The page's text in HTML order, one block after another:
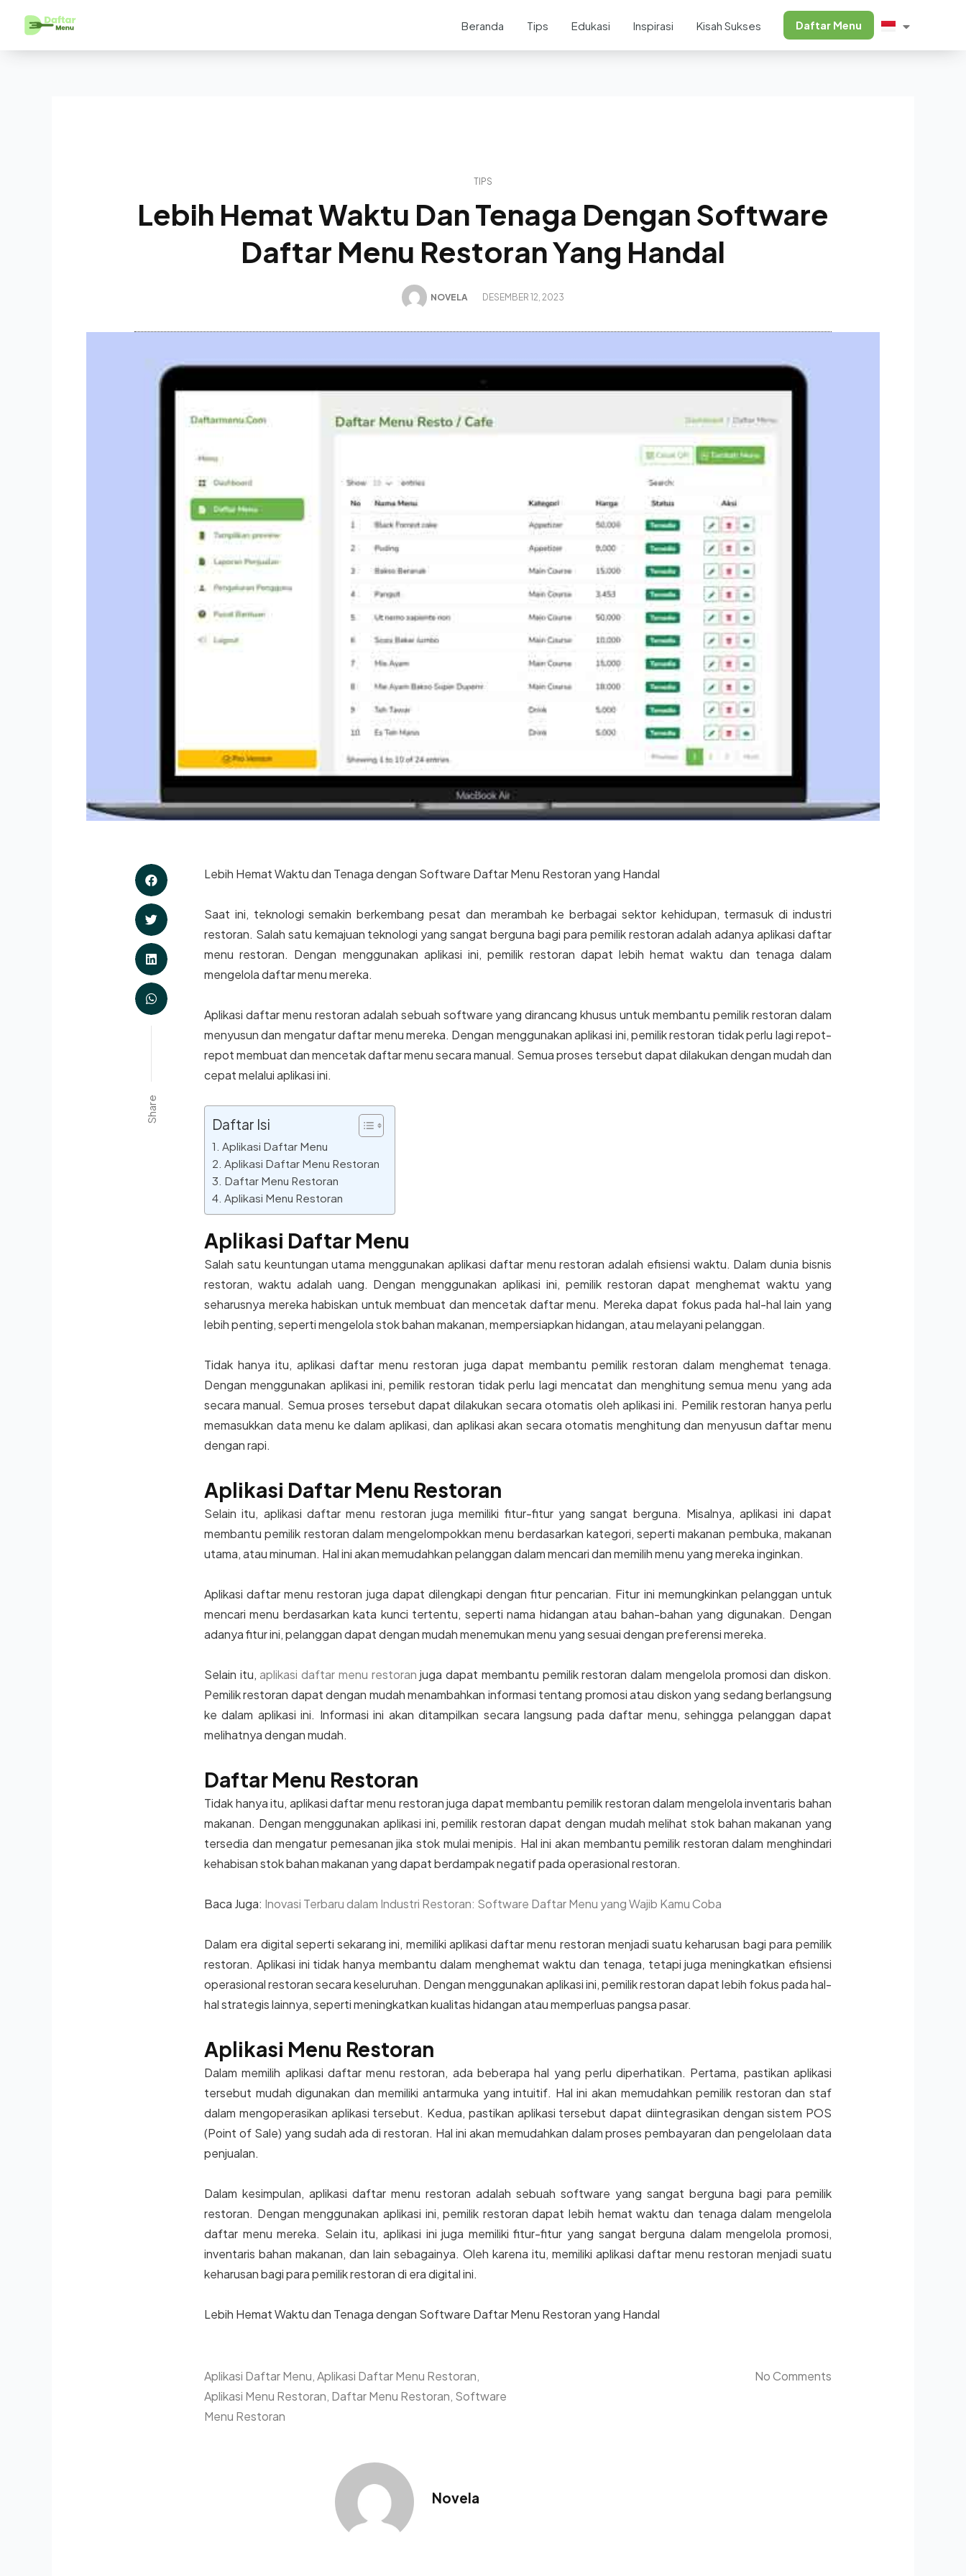
Beranda Tips Edukasi Inspirasi Kisah Sukses Daftar Menu
TIPS
Lebih Hemat Waktu Dan Tenaga Dengan Software
Daftar Menu Restoran Yang Handal
NOVELA DESEMBER 12, 2023
Share
Lebih Hemat Waktu dan Tenaga dengan Software Daftar Menu Restoran yang Handal
Saat ini, teknologi semakin berkembang pesat dan merambah ke berbagai sektor kehidupan, termasuk di industri
restoran. Salah satu kemajuan teknologi yang sangat berguna bagi para pemilik restoran adalah adanya aplikasi daftar
menu restoran. Dengan menggunakan aplikasi ini, pemilik restoran dapat lebih hemat waktu dan tenaga dalam
mengelola daftar menu mereka.
Aplikasi daftar menu restoran adalah sebuah software yang dirancang khusus untuk membantu pemilik restoran dalam
menyusun dan mengatur daftar menu mereka. Dengan menggunakan aplikasi ini, pemilik restoran tidak perlu lagi repot-
repot membuat dan mencetak daftar menu secara manual. Semua proses tersebut dapat dilakukan dengan mudah dan
cepat melalui aplikasi ini.
Daftar Isi
Aplikasi Daftar Menu
Aplikasi Daftar Menu Restoran
Daftar Menu Restoran
Aplikasi Menu Restoran
Aplikasi Daftar Menu
Salah satu keuntungan utama menggunakan aplikasi daftar menu restoran adalah efisiensi waktu. Dalam dunia bisnis
restoran, waktu adalah uang. Dengan menggunakan aplikasi ini, pemilik restoran dapat menghemat waktu yang
seharusnya mereka habiskan untuk membuat dan mencetak daftar menu. Mereka dapat fokus pada hal-hal lain yang
lebih penting, seperti mengelola stok bahan makanan, mempersiapkan hidangan, atau melayani pelanggan.
Tidak hanya itu, aplikasi daftar menu restoran juga dapat membantu pemilik restoran dalam menghemat tenaga.
Dengan menggunakan aplikasi ini, pemilik restoran tidak perlu lagi mencatat dan menghitung semua menu yang ada
secara manual. Semua proses tersebut dapat dilakukan secara otomatis oleh aplikasi ini. Pemilik restoran hanya perlu
memasukkan data menu ke dalam aplikasi, dan aplikasi akan secara otomatis menghitung dan menyusun daftar menu
dengan rapi.
Aplikasi Daftar Menu Restoran
Selain itu, aplikasi daftar menu restoran juga memiliki fitur-fitur yang sangat berguna. Misalnya, aplikasi ini dapat
membantu pemilik restoran dalam mengelompokkan menu berdasarkan kategori, seperti makanan pembuka, makanan
utama, atau minuman. Hal ini akan memudahkan pelanggan dalam mencari dan memilih menu yang mereka inginkan.
Aplikasi daftar menu restoran juga dapat dilengkapi dengan fitur pencarian. Fitur ini memungkinkan pelanggan untuk
mencari menu berdasarkan kata kunci tertentu, seperti nama hidangan atau bahan-bahan yang digunakan. Dengan
adanya fitur ini, pelanggan dapat dengan mudah menemukan menu yang sesuai dengan preferensi mereka.
Selain itu,aplikasi daftar menu restoran juga dapat membantu pemilik restoran dalam mengelola promosi dan diskon.
Pemilik restoran dapat dengan mudah menambahkan informasi tentang promosi atau diskon yang sedang berlangsung
ke dalam aplikasi ini. Informasi ini akan ditampilkan secara langsung pada daftar menu, sehingga pelanggan dapat
melihatnya dengan mudah.
Daftar Menu Restoran
Tidak hanya itu, aplikasi daftar menu restoran juga dapat membantu pemilik restoran dalam mengelola inventaris bahan
makanan. Dengan menggunakan aplikasi ini, pemilik restoran dapat dengan mudah melihat stok bahan makanan yang
tersedia dan mengatur pemesanan jika stok mulai menipis. Hal ini akan membantu pemilik restoran dalam menghindari
kehabisan stok bahan makanan yang dapat berdampak negatif pada operasional restoran.
Baca Juga: Inovasi Terbaru dalam Industri Restoran: Software Daftar Menu yang Wajib Kamu Coba
Dalam era digital seperti sekarang ini, memiliki aplikasi daftar menu restoran menjadi suatu keharusan bagi para pemilik
restoran. Aplikasi ini tidak hanya membantu dalam menghemat waktu dan tenaga, tetapi juga meningkatkan efisiensi
operasional restoran secara keseluruhan. Dengan menggunakan aplikasi ini, pemilik restoran dapat lebih fokus pada hal-
hal strategis lainnya, seperti meningkatkan kualitas hidangan atau memperluas pangsa pasar.
Aplikasi Menu Restoran
Dalam memilih aplikasi daftar menu restoran, ada beberapa hal yang perlu diperhatikan. Pertama, pastikan aplikasi
tersebut mudah digunakan dan memiliki antarmuka yang intuitif. Hal ini akan memudahkan pemilik restoran dan staf
dalam mengoperasikan aplikasi tersebut. Kedua, pastikan aplikasi tersebut dapat diintegrasikan dengan sistem POS
(Point of Sale) yang sudah ada di restoran. Hal ini akan memudahkan dalam proses pembayaran dan pengelolaan data
penjualan.
Dalam kesimpulan, aplikasi daftar menu restoran adalah sebuah software yang sangat berguna bagi para pemilik
restoran. Dengan menggunakan aplikasi ini, pemilik restoran dapat lebih hemat waktu dan tenaga dalam mengelola
daftar menu mereka. Selain itu, aplikasi ini juga memiliki fitur-fitur yang sangat berguna dalam mengelola promosi,
inventaris bahan makanan, dan lain sebagainya. Oleh karena itu, memiliki aplikasi daftar menu restoran menjadi suatu
keharusan bagi para pemilik restoran di era digital ini.
Lebih Hemat Waktu dan Tenaga dengan Software Daftar Menu Restoran yang Handal
Aplikasi Daftar Menu,Aplikasi Daftar Menu Restoran,
Aplikasi Menu Restoran, Daftar Menu Restoran, Software
Menu Restoran
No Comments
Novela